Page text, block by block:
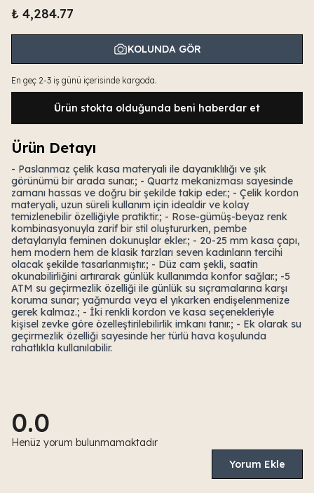
₺ 4,284.77
KOLUNDA GÖR
En geç 2-3 iş günü içerisinde kargoda.
Ürün stokta olduğunda beni haberdar et
Ürün Detayı
- Paslanmaz çelik kasa materyali ile dayanıklılığı ve şık
görünümü bir arada sunar.; - Quartz mekanizması sayesinde
zamanı hassas ve doğru bir şekilde takip eder.; - Çelik kordon
materyali, uzun süreli kullanım için idealdir ve kolay
temizlenebilir özelliğiyle pratiktir.; - Rose-gümüş-beyaz renk
kombinasyonuyla zarif bir stil oluştururken, pembe
detaylarıyla feminen dokunuşlar ekler.; - 20-25 mm kasa çapı,
hem modern hem de klasik tarzları seven kadınların tercihi
olacak şekilde tasarlanmıştır.; - Düz cam şekli, saatin
okunabilirliğini artırarak günlük kullanımda konfor sağlar.; -5
ATM su geçirmezlik özelliği ile günlük su sıçramalarına karşı
koruma sunar; yağmurda veya el yıkarken endişelenmenize
gerek kalmaz.; - İki renkli kordon ve kasa seçenekleriyle
kişisel zevke göre özelleştirilebilirlik imkanı tanır.; - Ek olarak su
geçirmezlik özelliği sayesinde her türlü hava koşulunda
rahatlıkla kullanılabilir.
0.0
Henüz yorum bulunmamaktadır
Yorum Ekle